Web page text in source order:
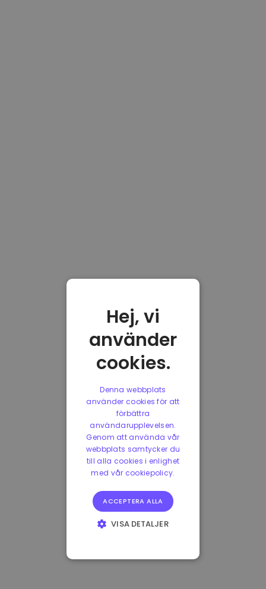
Hej, vi
använder
cookies.
Denna webbplats
använder cookies för att
förbättra
användarupplevelsen.
Genom att använda vår
webbplats samtycker du
till alla cookies i enlighet
med vår cookiepolicy.
ACCEPTERA ALLA
VISA DETALJER